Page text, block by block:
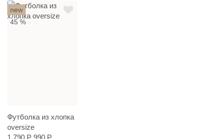
new
45 %
Футболка из хлопка
oversize